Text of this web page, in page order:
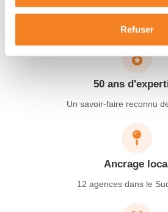
Refuser
Garantie
Protection complète
50 ans
Un savoir-faire reconnu
Ancrage
12 agences dans le